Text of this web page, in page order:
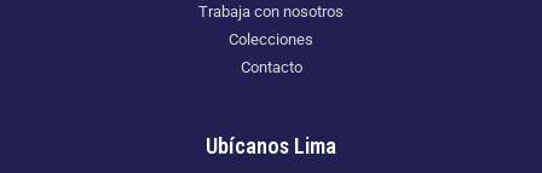
Trabaja con nosotros
Colecciones
Contacto
Ubícanos Lima